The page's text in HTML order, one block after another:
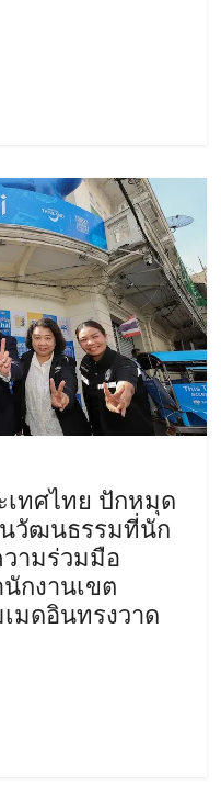
เทศไทย ปักหมุด
นวัฒนธรรมที่นัก
ามร่วมมือ
กงานเขต
มดอินทรงวาด